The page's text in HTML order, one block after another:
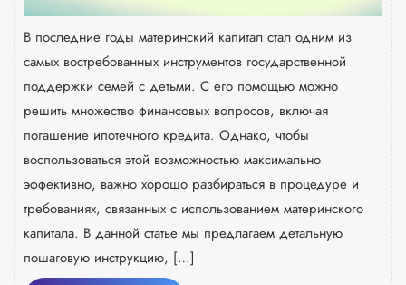
В последние годы материнский капитал стал одним из
самых востребованных инструментов государственной
поддержки семей с детьми. С его помощью можно
решить множество финансовых вопросов, включая
погашение ипотечного кредита. Однако, чтобы
воспользоваться этой возможностью максимально
эффективно, важно хорошо разбираться в процедуре и
требованиях, связанных с использованием материнского
капитала. В данной статье мы предлагаем детальную
пошаговую инструкцию, […]